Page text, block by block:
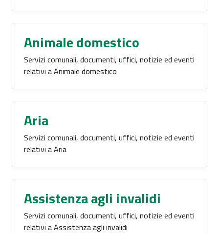
Animale domestico
Servizi comunali, documenti, uffici, notizie ed eventi
relativi a Animale domestico
Aria
Servizi comunali, documenti, uffici, notizie ed eventi
relativi a Aria
Assistenza agli invalidi
Servizi comunali, documenti, uffici, notizie ed eventi
relativi a Assistenza agli invalidi